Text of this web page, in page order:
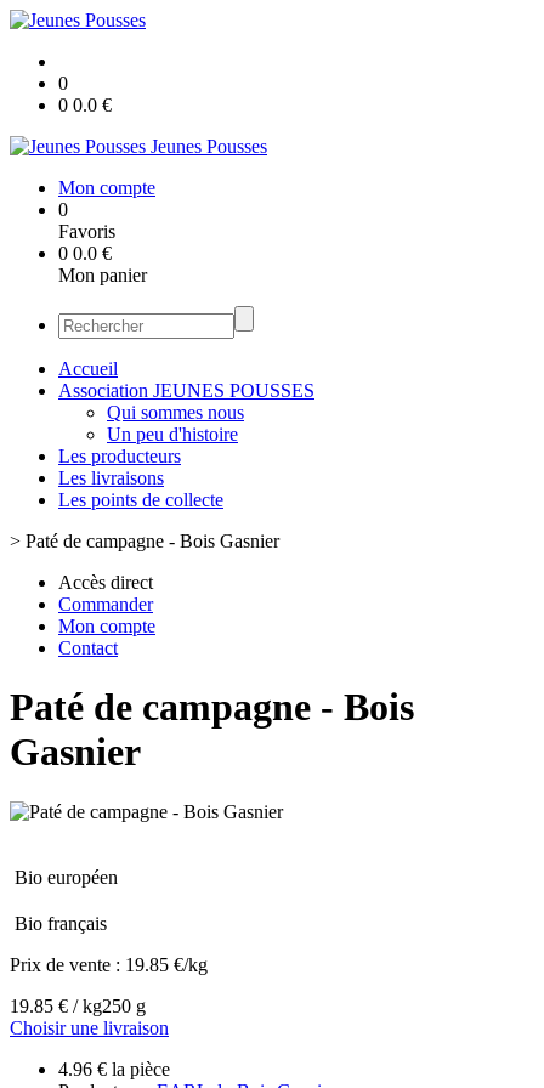
0
0 0.0 €
Jeunes Pousses
Mon compte
0
Favoris
0 0.0 €
Mon panier
Accueil
Association JEUNES POUSSES
Qui sommes nous
Un peu d'histoire
Les producteurs
Les livraisons
Les points de collecte
> Paté de campagne - Bois Gasnier
Accès direct
Commander
Mon compte
Contact
Paté de campagne - Bois
Gasnier
Bio européen
Bio français
Prix de vente : 19.85 €/kg
19.85 € / kg250 g
Choisir une livraison
4.96 € la pièce